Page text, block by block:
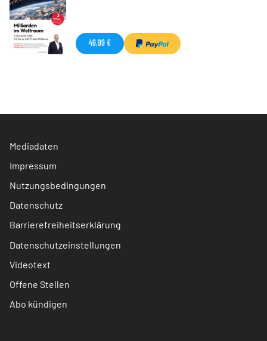
49,99 €
Mediadaten
Impressum
Nutzungsbedingungen
Datenschutz
Barrierefreiheitserklärung
Datenschutzeinstellungen
Videotext
Offene Stellen
Abo kündigen